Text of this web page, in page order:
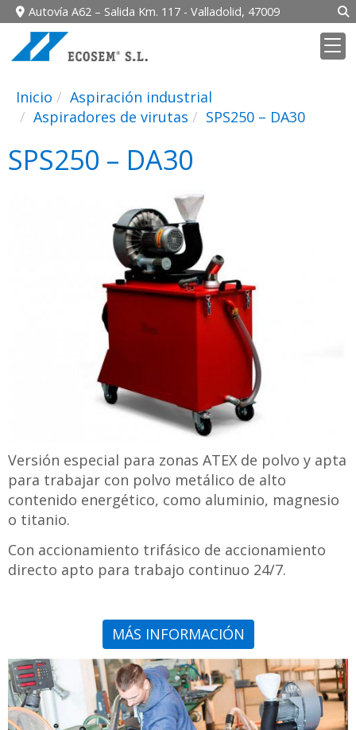
Autovía A62 – Salida Km. 117 - Valladolid, 47009
Inicio
Aspiración industrial
Aspiradores de virutas
SPS250 – DA30
SPS250 – DA30
Versión especial para zonas ATEX de polvo y apta
para trabajar con polvo metálico de alto
contenido energético, como aluminio, magnesio
o titanio.
Con accionamiento trifásico de accionamiento
directo apto para trabajo continuo 24/7.
MÁS INFORMACIÓN